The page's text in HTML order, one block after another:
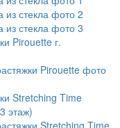
из стекла фото 2
из стекла фото 3
Pirouette г.
Pirouette фото
Stretching Time
этаж)